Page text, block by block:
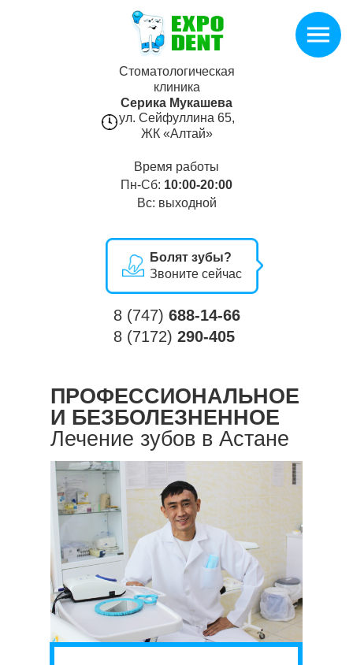
Стоматологическая
клиника
Серика Мукашева
ул. Сейфуллина 65,
ЖК «Алтай»
Время работы
Пн-Cб: 10:00-20:00
Вс: выходной
Болят зубы?
Звоните сейчас
8 (747) 688-14-66
8 (7172) 290-405
ПРОФЕССИОНАЛЬНОЕ
И БЕЗБОЛЕЗНЕННОЕ
Лечение зубов в Астане